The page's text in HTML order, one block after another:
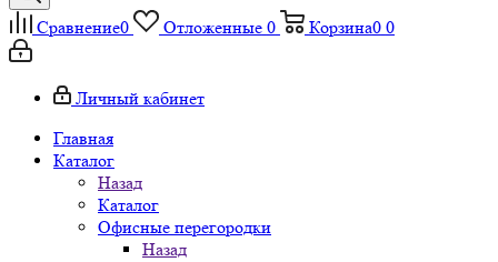
Сравнение0 Отложенные 0 Корзина0 0
Личный кабинет
Главная
Каталог
Назад
Каталог
Офисные перегородки
Назад